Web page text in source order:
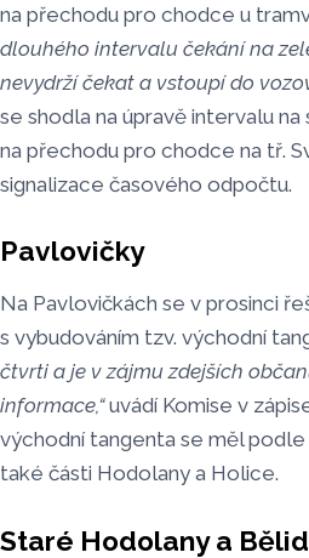
na přechodu pro chodce u
dlouhého intervalu čekání na
nevydrží čekat a vstoupí do
se shodla na úpravě intervalu
na přechodu pro chodce na tř.
signalizace časového odpočtu.
Pavlovičky
Na Pavlovičkách se v prosinci
s vybudováním tzv. východní
čtvrti a je v zájmu zdejších
informace,“uvádí Komise v
východní tangenta se měl
také části Hodolany a Holice.
Staré Hodolany a